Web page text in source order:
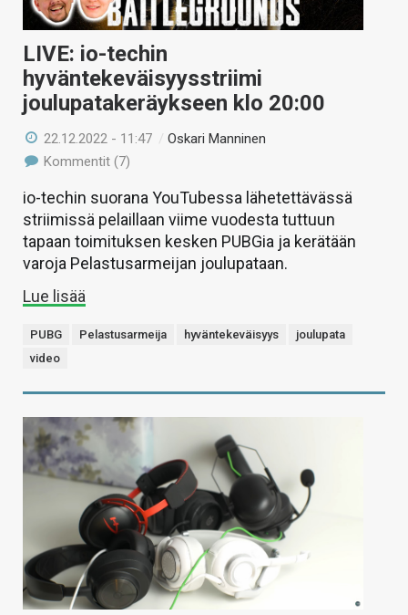
HAKU
LIVE: io-techin
hyväntekeväisyysstriimi
joulupatakeräykseen klo 20:00
22.12.2022 - 11:47 /Oskari Manninen
Kommentit (7)
io-techin suorana YouTubessa lähetettävässä
striimissä pelaillaan viime vuodesta tuttuun
tapaan toimituksen kesken PUBGia ja kerätään
varoja Pelastusarmeijan joulupataan.
Lue lisää
PUBG Pelastusarmeija hyväntekeväisyys
joulupata
video